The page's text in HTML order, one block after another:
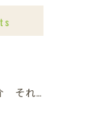
ボードゲーム紹介 それはオレの魚だ！